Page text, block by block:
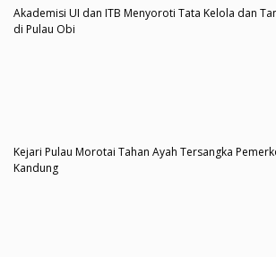
Akademisi UI dan ITB Menyoroti Tata Kelola dan
di Pulau Obi
Kejari Pulau Morotai Tahan Ayah Tersangka
Kandung